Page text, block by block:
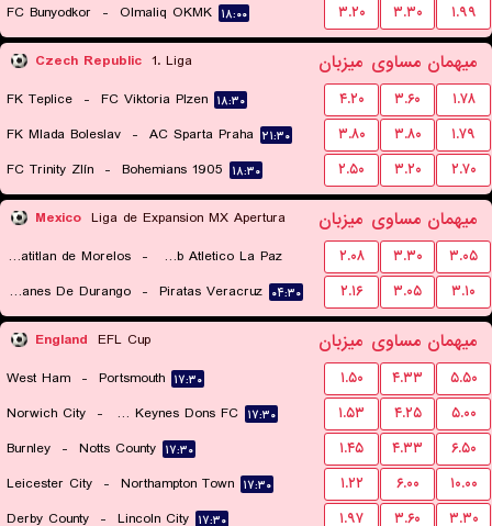
FC Bunyodkor - Olmaliq OKMK ۱۸:۰۰ ۳.۲۰ ۳.۳۰ ۱.۹۹
Czech Republic 1. Liga میزبان مساوی میهمان
FK Teplice - FC Viktoria Plzen ۱۸:۳۰ ۴.۲۰ ۳.۶۰
۱.۷۸
FK Mlada Boleslav - AC Sparta Praha ۲۱:۳۰ ۳.۸۰ ۳.۸۰
۱.۷۹
FC Trinity Zlín - Bohemians 1905 ۱۸:۳۰ ۲.۵۰ ۳.۲۰ ۲.۷۰
Mexico Liga de Expansion MX Apertura میزبان مساوی میهمان
CD Tepatitlan de Morelos - Club Atletico La Paz
۰۴:۳۰
۲.۰۸ ۳.۳۰
۳.۰۵
Alacranes De Durango
- Piratas Veracruz ۰۴:۳۰ ۲.۱۶ ۳.۰۵ ۳.۱۰
England EFL Cup میزبان مساوی میهمان
West Ham - Portsmouth ۱۷:۳۰ ۱.۵۰ ۴.۳۳
۵.۵۰
Norwich City - Milton Keynes Dons FC ۱۷:۳۰ ۱.۵۳ ۴.۲۵
۵.۰۰
Burnley - Notts County ۱۷:۳۰ ۱.۴۵ ۴.۳۳
۶.۵۰
Leicester City - Northampton Town ۱۷:۳۰ ۱.۲۲ ۶.۰۰
۱۰.۰۰
Derby County - Lincoln City ۱۷:۳۰ ۱.۹۷ ۳.۶۰
۳.۳۰